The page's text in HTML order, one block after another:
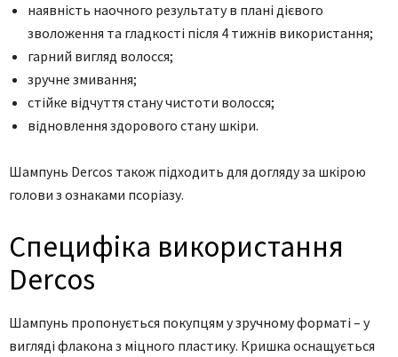
наявність наочного результату в плані дієвого
зволоження та гладкості після 4 тижнів використання;
гарний вигляд волосся;
зручне змивання;
стійке відчуття стану чистоти волосся;
відновлення здорового стану шкіри.
Шампунь Dercos також підходить для догляду за шкірою
голови з ознаками псоріазу.
Специфіка використання
Dercos
Шампунь пропонується покупцям у зручному форматі – у
вигляді флакона з міцного пластику. Кришка оснащується